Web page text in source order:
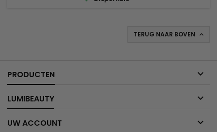
TERUG NAAR BOVEN 
PRODUCTEN 
LUMIBEAUTY 
UW ACCOUNT 